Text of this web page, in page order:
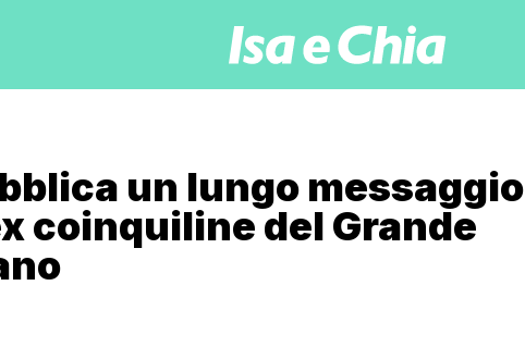
un lungo messaggio
coinquiline del Grande